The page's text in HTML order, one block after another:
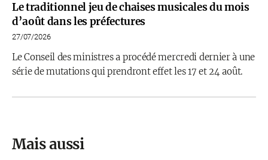
Le traditionnel jeu de chaises musicales du mois
d’août dans les préfectures
27/07/2026
Le Conseil des ministres a procédé mercredi dernier à une
série de mutations qui prendront effet les 17 et 24 août.
Mais aussi